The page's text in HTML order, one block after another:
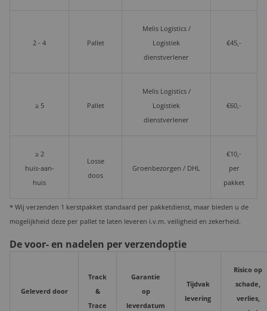
2 - 4 Pallet
Melis Logistics /
Logistiek
dienstverlener
€45,-
≥ 5 Pallet
Melis Logistics /
Logistiek
dienstverlener
€60,-
≥ 2
huis-aan-
huis
Losse
doos
Groenbezorgen / DHL
€10,-
per
pakket
* Wij verzenden 1 kerstpakket standaard per pakketdienst, maar bieden u de
mogelijkheid deze per pallet te laten leveren i.v.m. veiligheid en zekerheid.
De voor- en nadelen per verzendoptie
Geleverd door
Track
&
Trace
Garantie
op
leverdatum
Tijdvak
levering
Risico op
schade,
verlies,